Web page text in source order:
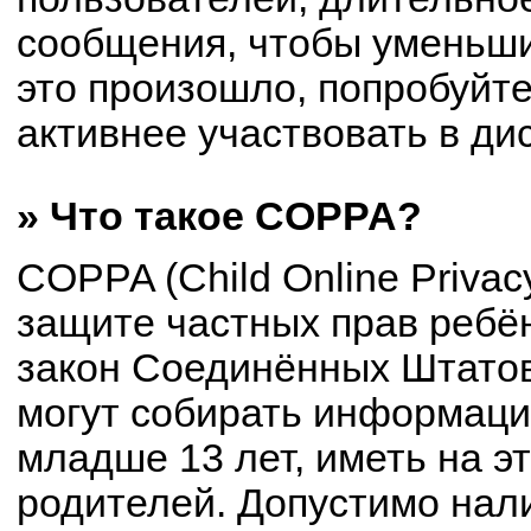
сообщения, чтобы
это произошло,
активнее участвовать в
» Что такое COPPA?
COPPA (Child Online
защите частных прав
закон Соединённых
могут собирать
младше 13 лет, иметь на
родителей. Допустимо